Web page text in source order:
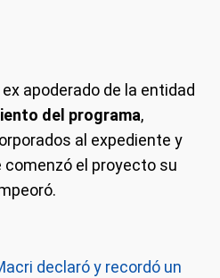
apoderado de la entidad
del programa,
al expediente y
comenzó el proyecto su
declaró y recordó un